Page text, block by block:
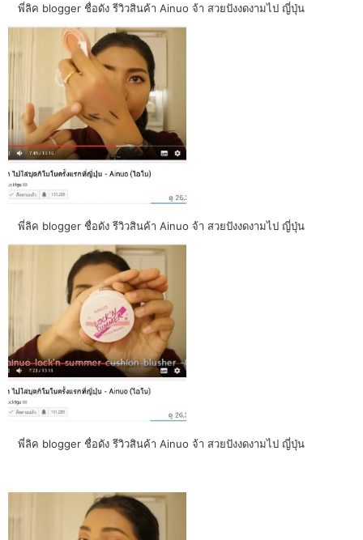
พี่ลิค blogger ชื่อดัง รีวิวสินค้า Ainuo จ้า สวยปังงดงามไป ญี่ปุ่น
พี่ลิค blogger ชื่อดัง รีวิวสินค้า Ainuo จ้า สวยปังงดงามไป ญี่ปุ่น
พี่ลิค blogger ชื่อดัง รีวิวสินค้า Ainuo จ้า สวยปังงดงามไป ญี่ปุ่น